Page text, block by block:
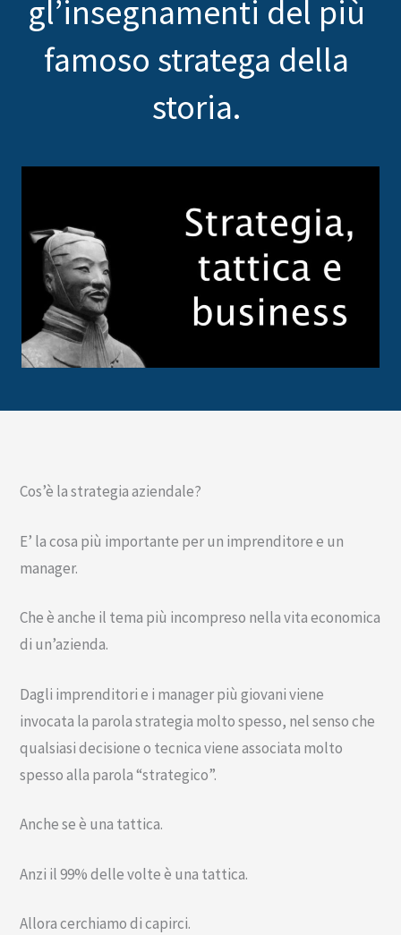
gl’insegnamenti del più
famoso stratega della
storia.
Cos’è la strategia aziendale?
E’ la cosa più importante per un imprenditore e un
manager.
Che è anche il tema più incompreso nella vita economica
di un’azienda.
Dagli imprenditori e i manager più giovani viene
invocata la parola strategia molto spesso, nel senso che
qualsiasi decisione o tecnica viene associata molto
spesso alla parola “strategico”.
Anche se è una tattica.
Anzi il 99% delle volte è una tattica.
Allora cerchiamo di capirci.